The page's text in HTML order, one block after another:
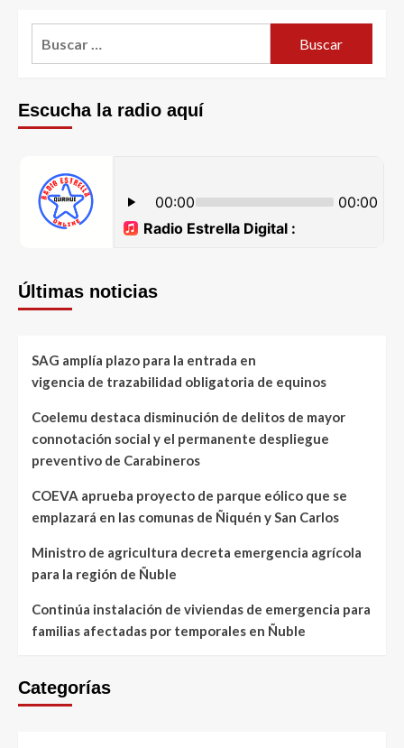
Escucha la radio aquí
Últimas noticias
SAG amplía plazo para la entrada en
vigencia de trazabilidad obligatoria de equinos
Coelemu destaca disminución de delitos de mayor
connotación social y el permanente despliegue
preventivo de Carabineros
COEVA aprueba proyecto de parque eólico que se
emplazará en las comunas de Ñiquén y San Carlos
Ministro de agricultura decreta emergencia agrícola
para la región de Ñuble
Continúa instalación de viviendas de emergencia para
familias afectadas por temporales en Ñuble
Categorías